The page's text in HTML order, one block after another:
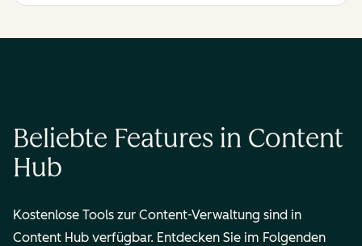
Beliebte Features in Content
Hub
Kostenlose Tools zur Content-Verwaltung sind in
Content Hub verfügbar. Entdecken Sie im Folgenden